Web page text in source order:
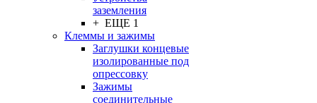
заземления
+ ЕЩЕ 1
Клеммы и зажимы
Заглушки концевые
изолированные под
опрессовку
Зажимы
соединительные